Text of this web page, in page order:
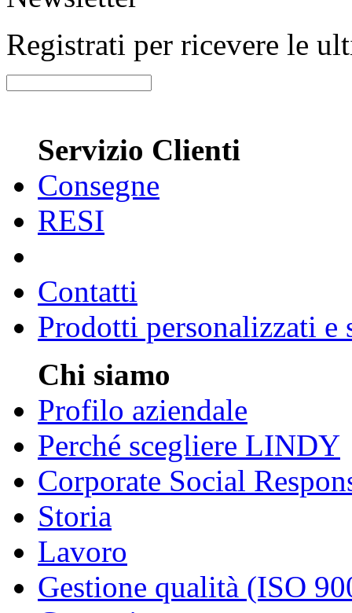
Registrati per ricevere le
Servizio Clienti
Consegne
RESI
Contatti
Prodotti personalizzati e
Chi siamo
Profilo aziendale
Perché scegliere LINDY
Corporate Social
Storia
Lavoro
Gestione qualità (ISO